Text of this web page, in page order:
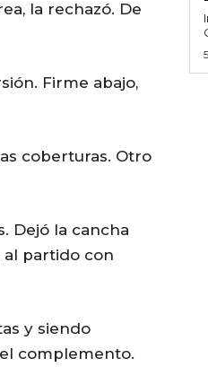
la rechazó. De
Firme abajo,
coberturas. Otro
Dejó la cancha
al partido con
y siendo
complemento.